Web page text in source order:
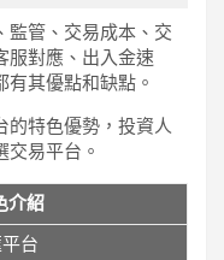
監管、交易成本、交
服對應、出入金速
其優點和缺點。
的特色優勢，投資人
易平台。
介紹
台